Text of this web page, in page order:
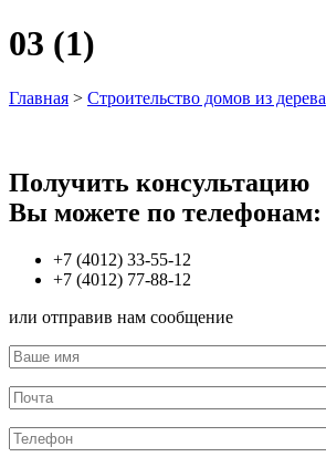
03 (1)
Главная > Строительство домов из дерева
Получить консультацию
Вы можете по телефонам:
+7 (4012) 33-55-12
+7 (4012) 77-88-12
или отправив нам сообщение